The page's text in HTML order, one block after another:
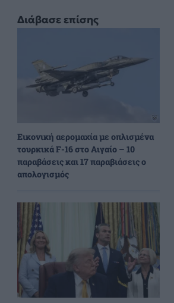
Διάβασε επίσης
Εικονική αερομαχία με οπλισμένα
τουρκικά F-16 στο Αιγαίο – 10
παραβάσεις και 17 παραβιάσεις ο
απολογισμός